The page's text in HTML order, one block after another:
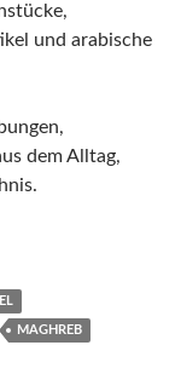
und arabische
dem Alltag,
Schumacher
MAGHREB